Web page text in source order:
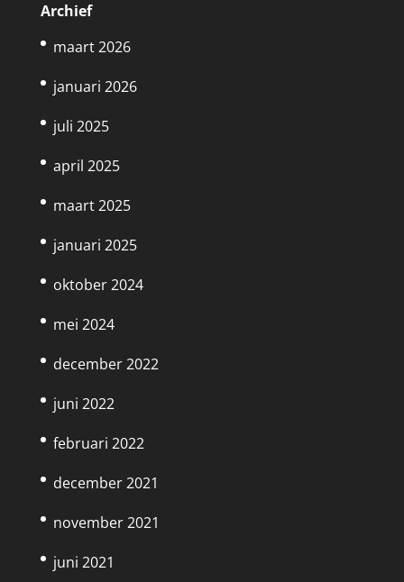
Archief
maart 2026
januari 2026
juli 2025
april 2025
maart 2025
januari 2025
oktober 2024
mei 2024
december 2022
juni 2022
februari 2022
december 2021
november 2021
juni 2021